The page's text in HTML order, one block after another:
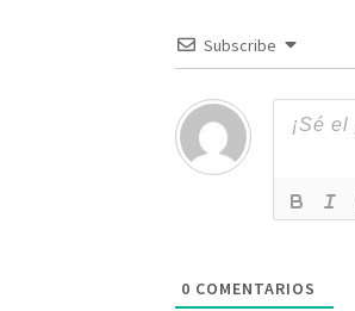
Subscribe
0 COMENTARIOS